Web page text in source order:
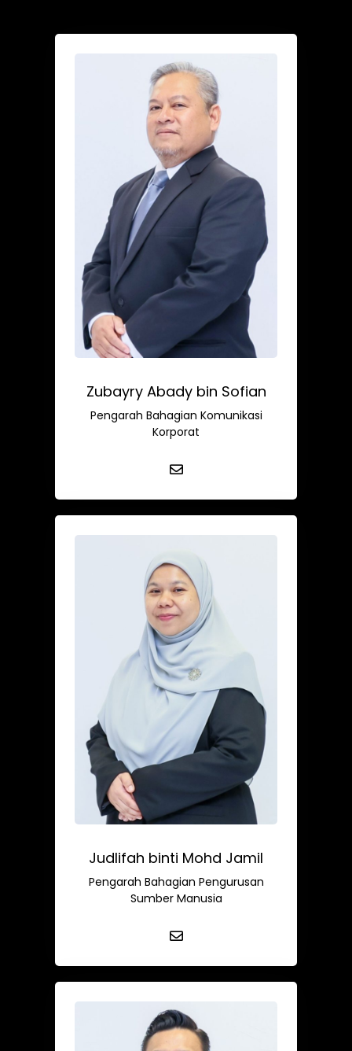
Zubayry Abady bin Sofian
Pengarah Bahagian Komunikasi
Korporat
Judlifah binti Mohd Jamil
Pengarah Bahagian Pengurusan
Sumber Manusia